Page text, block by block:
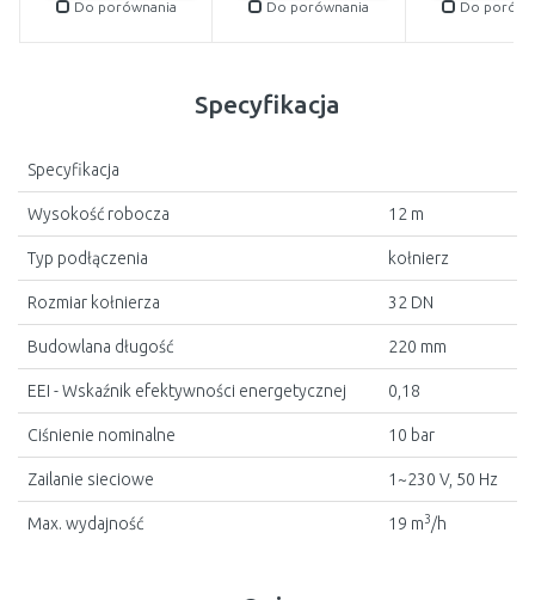
Do porównania Do porównania Do
Specyfikacja
Specyfikacja
Wysokość robocza 12 m
Typ podłączenia kołnierz
Rozmiar kołnierza 32 DN
Budowlana długość 220 mm
EEI - Wskaźnik efektywności energetycznej 0,18
Ciśnienie nominalne 10 bar
Zailanie sieciowe 1~230 V, 50 Hz
Max. wydajność 19 m3/h